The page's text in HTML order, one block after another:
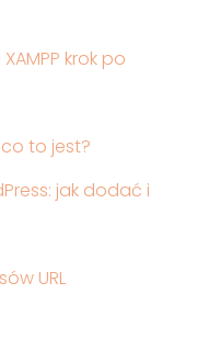
krok po
to jest?
jak dodać i
URL